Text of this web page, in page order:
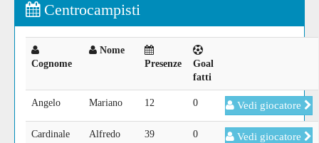
Centrocampisti
Cognome
Nome
Presenze
Goal
fatti
Angelo Mariano 12 0 Vedi giocatore
Cardinale Alfredo 39 0 Vedi giocatore